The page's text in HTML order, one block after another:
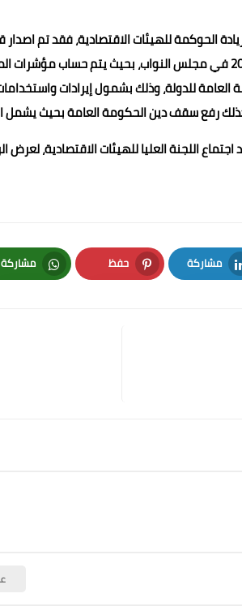
الحوكمة للهيئات الاقتصادية، فقد تم
العامة المُوحد الصادر بالقانون رقم 6 لسنة 2022 في مجلس النواب،
للدولة، وذلك بشمول إيرادات
رفع سقف دين الحكومة العامة بحيث يشمل
اللجنة العليا للهيئات الاقتصادية،
مشاركة
LinkedIn
حفظ
Pinterest
مشاركة
Whatsapp